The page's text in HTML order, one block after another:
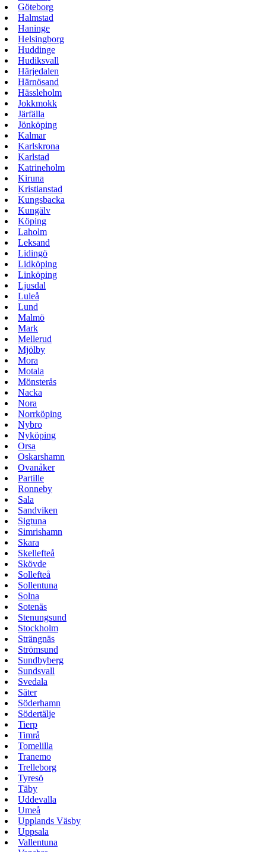
Göteborg
Halmstad
Haninge
Helsingborg
Huddinge
Hudiksvall
Härjedalen
Härnösand
Hässleholm
Jokkmokk
Järfälla
Jönköping
Kalmar
Karlskrona
Karlstad
Katrineholm
Kiruna
Kristianstad
Kungsbacka
Kungälv
Köping
Laholm
Leksand
Lidingö
Lidköping
Linköping
Ljusdal
Luleå
Lund
Malmö
Mark
Mellerud
Mjölby
Mora
Motala
Mönsterås
Nacka
Nora
Norrköping
Nybro
Nyköping
Orsa
Oskarshamn
Ovanåker
Partille
Ronneby
Sala
Sandviken
Sigtuna
Simrishamn
Skara
Skellefteå
Skövde
Sollefteå
Sollentuna
Solna
Sotenäs
Stenungsund
Stockholm
Strängnäs
Strömsund
Sundbyberg
Sundsvall
Svedala
Säter
Söderhamn
Södertälje
Tierp
Timrå
Tomelilla
Tranemo
Trelleborg
Tyresö
Täby
Uddevalla
Umeå
Upplands Väsby
Uppsala
Vallentuna